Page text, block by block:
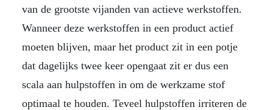
van de grootste vijanden van actieve werkstoffen.
Wanneer deze werkstoffen in een product actief
moeten blijven, maar het product zit in een potje
dat dagelijks twee keer opengaat zit er dus een
scala aan hulpstoffen in om de werkzame stof
optimaal te houden. Teveel hulpstoffen irriteren de